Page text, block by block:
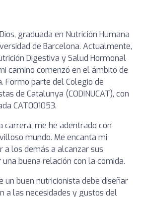
graduada en Nutrición Humana
de Barcelona. Actualmente,
Digestiva y Salud Hormonal
camino comenzó en el ámbito de
Formo parte del Colegio de
de Catalunya (CODINUCAT), con
CAT001053.
carrera, me he adentrado con
mundo. Me encanta mi
a los demás a alcanzar sus
buena relación con la comida.
un buen nutricionista debe diseñar
a las necesidades y gustos del